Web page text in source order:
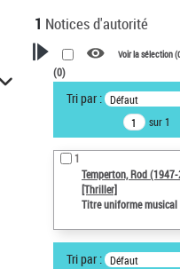
1 Notices d'autorité
VOTRE RECHERCHE
Recherche avancée
notices d’autorité
Œuvres liées à l'auteur :
Temperton, Rod (1947-
Sauvegarder votre
AFFINER
Type de notice
Voir la sélection (
(0)
Tri par : Défaut
sur 1
1
Temperton, Rod
[Thriller]
Titre uniforme musical
Tri par : Défaut